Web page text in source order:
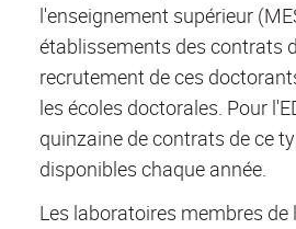
l'enseignement supérieur
établissements des contrats
recrutement de ces
les écoles doctorales. Pour
quinzaine de contrats de ce
disponibles chaque année.
Les laboratoires membres de